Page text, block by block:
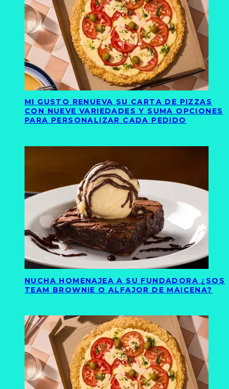
MI GUSTO RENUEVA SU CARTA DE PIZZAS
CON NUEVE VARIEDADES Y SUMA OPCIONES
PARA PERSONALIZAR CADA PEDIDO
NUCHA HOMENAJEA A SU FUNDADORA ¿SOS
TEAM BROWNIE O ALFAJOR DE MAICENA?